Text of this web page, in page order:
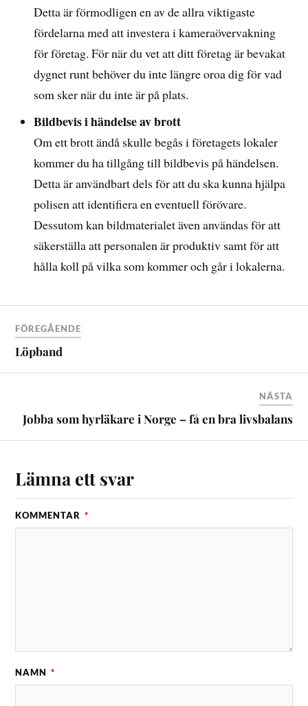
Detta är förmodligen en av de allra viktigaste
fördelarna med att investera i kameraövervakning
för företag. För när du vet att ditt företag är bevakat
dygnet runt behöver du inte längre oroa dig för vad
som sker när du inte är på plats.
Bildbevis i händelse av brott
Om ett brott ändå skulle begås i företagets lokaler
kommer du ha tillgång till bildbevis på händelsen.
Detta är användbart dels för att du ska kunna hjälpa
polisen att identifiera en eventuell förövare.
Dessutom kan bildmaterialet även användas för att
säkerställa att personalen är produktiv samt för att
hålla koll på vilka som kommer och går i lokalerna.
FÖREGÅENDE
Löpband
NÄSTA
Jobba som hyrläkare i Norge – få en bra livsbalans
Lämna ett svar
KOMMENTAR *
NAMN *